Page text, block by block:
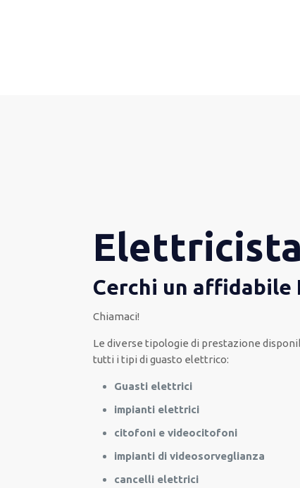
Cerchi un affidabile
Chiamaci!
Lediverse tipologie di prestazione
tutti i tipi di guasto elettrico:
Guasti elettrici
impianti elettrici
citofoni e videocitofoni
impianti di videosorveglianza
cancelli elettrici